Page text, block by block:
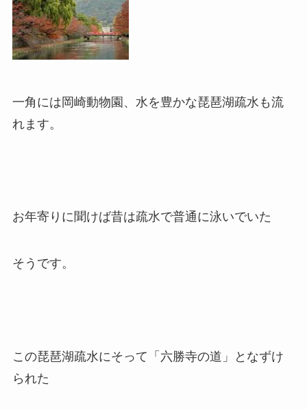
一角には岡崎動物園、水を豊かな琵琶湖疏水も流
れます。
お年寄りに聞けば昔は疏水で普通に泳いでいた
そうです。
この琵琶湖疏水にそって「六勝寺の道」となずけ
られた